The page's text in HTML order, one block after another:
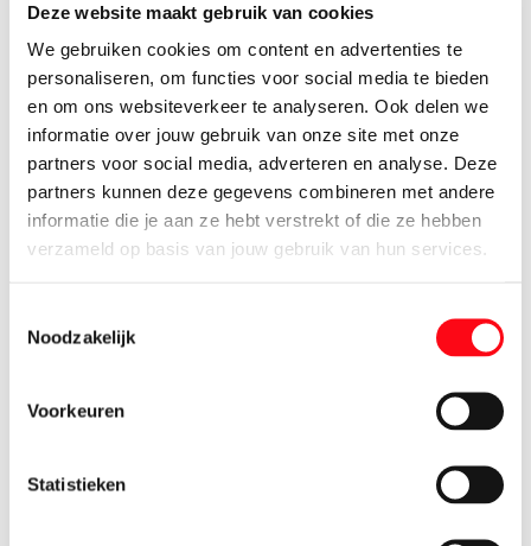
Deze website maakt gebruik van cookies
We gebruiken cookies om content en advertenties te
personaliseren, om functies voor social media te bieden
en om ons websiteverkeer te analyseren. Ook delen we
informatie over jouw gebruik van onze site met onze
partners voor social media, adverteren en analyse. Deze
partners kunnen deze gegevens combineren met andere
informatie die je aan ze hebt verstrekt of die ze hebben
verzameld op basis van jouw gebruik van hun services.
Noodzakelijk
Voorkeuren
Statistieken
1.79
G'woon Bakpapier
30 stuks
1.15
G'woon Boterhamzakjes
120 stuks
0.58
G'woon Diepvrieszak 1 Liter
25 stuks
25 stuks